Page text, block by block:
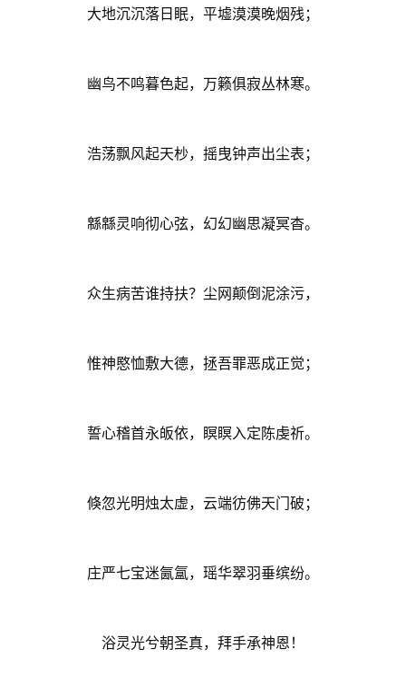
大地沉沉落日眠，平墟漠漠晚烟残；
幽鸟不鸣暮色起，万籁俱寂丛林寒。
浩荡飘风起天杪，摇曳钟声出尘表；
緜緜灵响彻心弦，幻幻幽思凝冥杳。
众生病苦谁持扶？尘网颠倒泥涂污，
惟神愍恤敷大德，拯吾罪恶成正觉；
誓心稽首永皈依，瞑瞑入定陈虔祈。
倏忽光明烛太虚，云端彷佛天门破；
庄严七宝迷氤氲，瑶华翠羽垂缤纷。
浴灵光兮朝圣真，拜手承神恩！